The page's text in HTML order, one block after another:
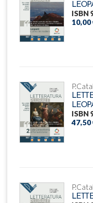
ISBN
10,00
ISBN
47,50